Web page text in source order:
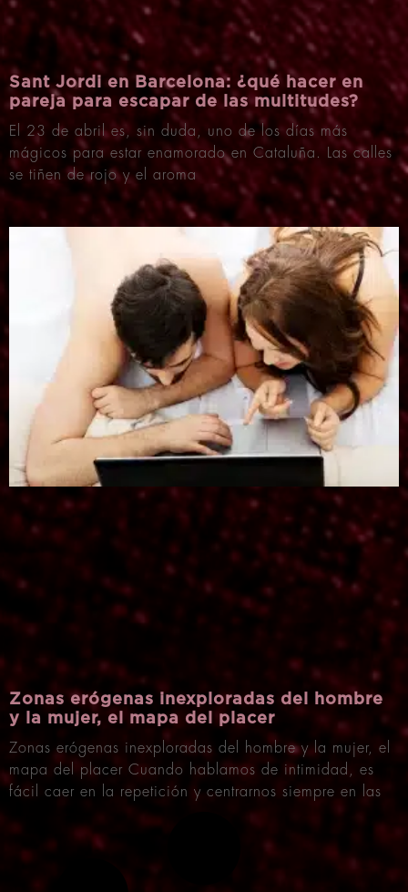
Sant Jordi en Barcelona: ¿qué hacer en
pareja para escapar de las multitudes?
El 23 de abril es, sin duda, uno de los días más
mágicos para estar enamorado en Cataluña. Las calles
se tiñen de rojo y el aroma
Zonas erógenas inexploradas del hombre
y la mujer, el mapa del placer
Zonas erógenas inexploradas del hombre y la mujer, el
mapa del placer Cuando hablamos de intimidad, es
fácil caer en la repetición y centrarnos siempre en las